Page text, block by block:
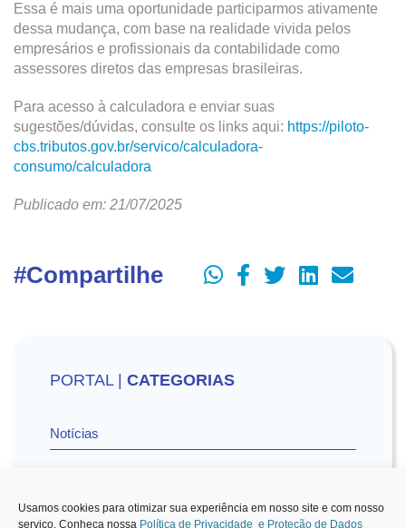
Usamos cookies para otimizar sua experiência em nosso site e com nosso
serviço. Conheça nossa Política de Privacidade e Proteção de Dados
Essa é mais uma oportunidade participarmos ativamente
dessa mudança, com base na realidade vivida pelos
empresários e profissionais da contabilidade como
assessores diretos das empresas brasileiras.
Para acesso à calculadora e enviar suas
sugestões/dúvidas, consulte os links aqui: https://piloto-
cbs.tributos.gov.br/servico/calculadora-
consumo/calculadora
Publicado em: 21/07/2025
#Compartilhe
PORTAL | CATEGORIAS
Notícias